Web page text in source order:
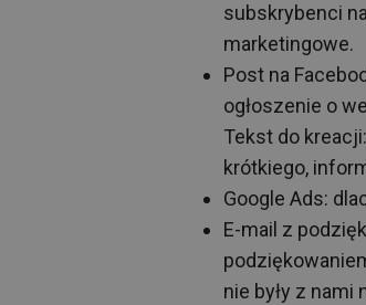
subskrybenci
marketingowe.
Post na
ogłoszenie o
Tekst do
krótkiego,
Google Ads:
E-mail z
nie były z nami